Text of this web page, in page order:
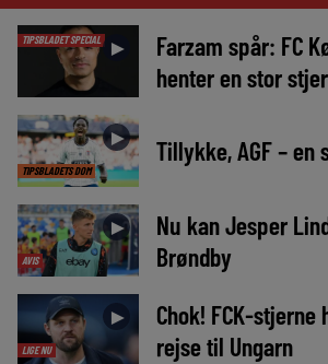
TIPSBLADET SPECIAL ►
Farzam spår: FC
henter en stor
TIPSBLADETS DOM
► Tillykke, AGF –
AVIS
►
Nu kan Jesper
Brøndby
LIGE NU
►
Chok! FCK-
rejse til Ungarn